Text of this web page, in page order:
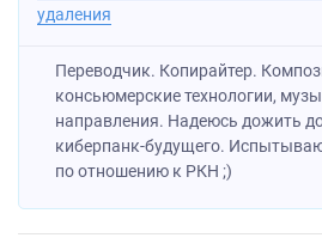
удаления
Переводчик. Копирайтер.
консьюмерские технологии,
направления. Надеюсь дожить
киберпанк-будущего.
по отношению к РКН ;)